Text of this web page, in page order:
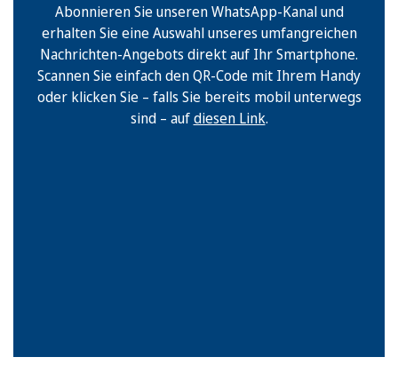
Abonnieren Sie unseren WhatsApp-Kanal und
erhalten Sie eine Auswahl unseres umfangreichen
Nachrichten-Angebots direkt auf Ihr Smartphone.
Scannen Sie einfach den QR-Code mit Ihrem Handy
oder klicken Sie – falls Sie bereits mobil unterwegs
sind – aufdiesen Link.